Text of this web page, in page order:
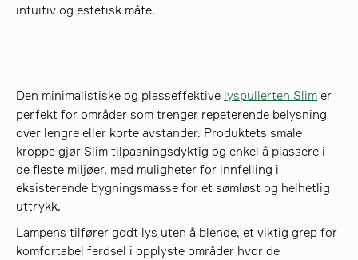
intuitiv og estetisk måte.
Den minimalistiske og plasseffektive lyspullerten Slim er
perfekt for områder som trenger repeterende belysning
over lengre eller korte avstander. Produktets smale
kroppe gjør Slim tilpasningsdyktig og enkel å plassere i
de fleste miljøer, med muligheter for innfelling i
eksisterende bygningsmasse for et sømløst og helhetlig
uttrykk.
Lampens tilfører godt lys uten å blende, et viktig grep for
komfortabel ferdsel i opplyste områder hvor de